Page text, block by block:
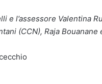
e l’assessore Valentina
(CCN), Raja